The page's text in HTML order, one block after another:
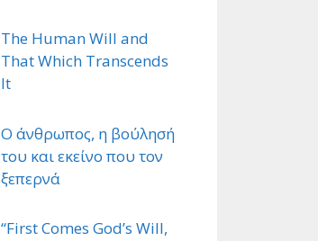
The Human Will and
That Which Transcends
It
Ο άνθρωπος, η βούλησή
του και εκείνο που τον
ξεπερνά
“First Comes God’s Will,